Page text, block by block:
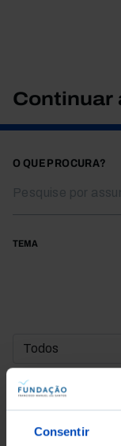
Consentir
Continuar
O QUE PROCURA?
TEMA
DATA DE INÍCIO
DATA DE FIM